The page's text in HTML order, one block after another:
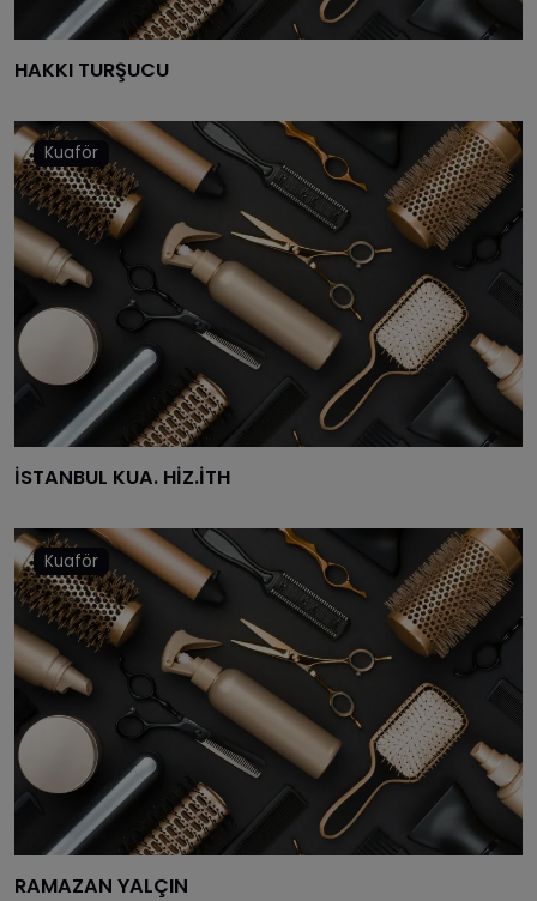
HAKKI TURŞUCU
Kuaför
İSTANBUL KUA. HİZ.İTH
Kuaför
RAMAZAN YALÇIN